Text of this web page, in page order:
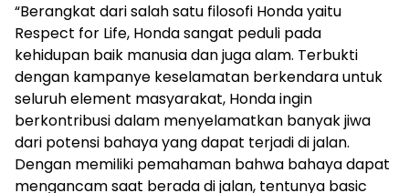
“Berangkat dari salah satu filosofi Honda yaitu
Respect for Life, Honda sangat peduli pada
kehidupan baik manusia dan juga alam. Terbukti
dengan kampanye keselamatan berkendara untuk
seluruh element masyarakat, Honda ingin
berkontribusi dalam menyelamatkan banyak jiwa
dari potensi bahaya yang dapat terjadi di jalan.
Dengan memiliki pemahaman bahwa bahaya dapat
mengancam saat berada di jalan, tentunya basic